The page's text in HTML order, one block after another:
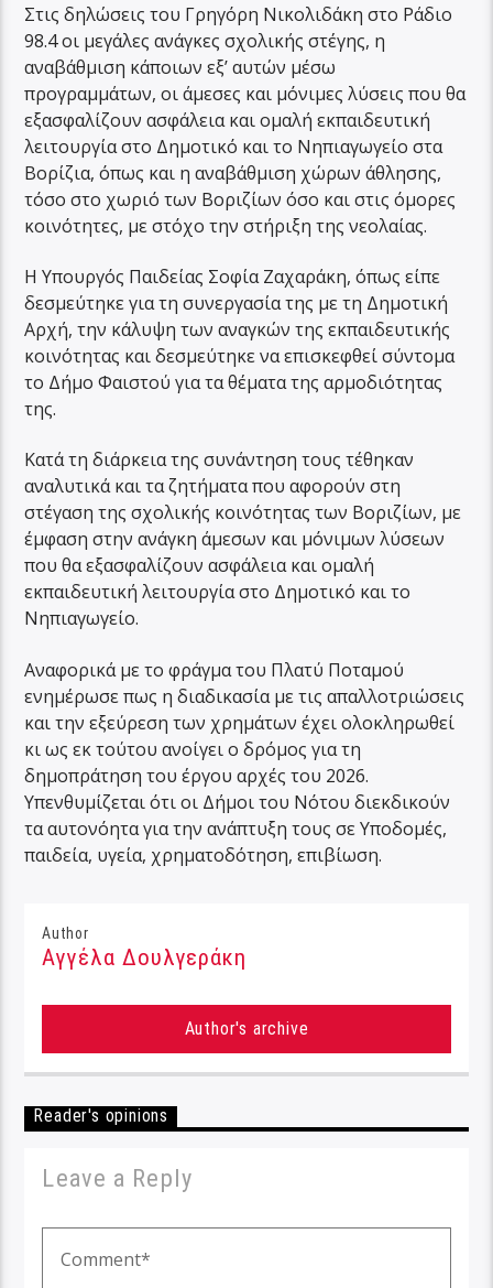
Στις δηλώσεις του Γρηγόρη Νικολιδάκη στο Ράδιο
98.4 οι μεγάλες ανάγκες σχολικής στέγης, η
αναβάθμιση κάποιων εξ’ αυτών μέσω
προγραμμάτων, οι άμεσες και μόνιμες λύσεις που θα
εξασφαλίζουν ασφάλεια και ομαλή εκπαιδευτική
λειτουργία στο Δημοτικό και το Νηπιαγωγείο στα
Βορίζια, όπως και η αναβάθμιση χώρων άθλησης,
τόσο στο χωριό των Βοριζίων όσο και στις όμορες
κοινότητες, με στόχο την στήριξη της νεολαίας.
Η Υπουργός Παιδείας Σοφία Ζαχαράκη, όπως είπε
δεσμεύτηκε για τη συνεργασία της με τη Δημοτική
Αρχή, την κάλυψη των αναγκών της εκπαιδευτικής
κοινότητας και δεσμεύτηκε να επισκεφθεί σύντομα
το Δήμο Φαιστού για τα θέματα της αρμοδιότητας
της.
Κατά τη διάρκεια της συνάντηση τους τέθηκαν
αναλυτικά και τα ζητήματα που αφορούν στη
στέγαση της σχολικής κοινότητας των Βοριζίων, με
έμφαση στην ανάγκη άμεσων και μόνιμων λύσεων
που θα εξασφαλίζουν ασφάλεια και ομαλή
εκπαιδευτική λειτουργία στο Δημοτικό και το
Νηπιαγωγείο.
Αναφορικά με το φράγμα του Πλατύ Ποταμού
ενημέρωσε πως η διαδικασία με τις απαλλοτριώσεις
και την εξεύρεση των χρημάτων έχει ολοκληρωθεί
κι ως εκ τούτου ανοίγει ο δρόμος για τη
δημοπράτηση του έργου αρχές του 2026.
Υπενθυμίζεται ότι οι Δήμοι του Νότου διεκδικούν
τα αυτονόητα για την ανάπτυξη τους σε Υποδομές,
παιδεία, υγεία, χρηματοδότηση, επιβίωση.
Author
Αγγέλα Δουλγεράκη
Author's archive
Reader's opinions
Leave a Reply